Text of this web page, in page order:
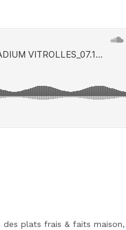
plats frais & faits